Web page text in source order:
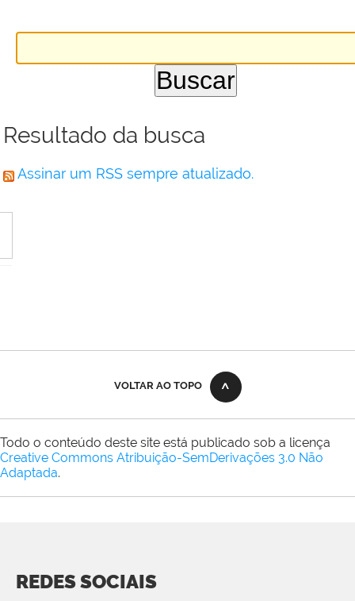
Resultado da busca
Assinar um RSS sempre atualizado.
VOLTAR AO TOPO
Todo o conteúdo deste site está publicado sob a licença
Creative Commons Atribuição-SemDerivações 3.0 Não
Adaptada.
REDES SOCIAIS